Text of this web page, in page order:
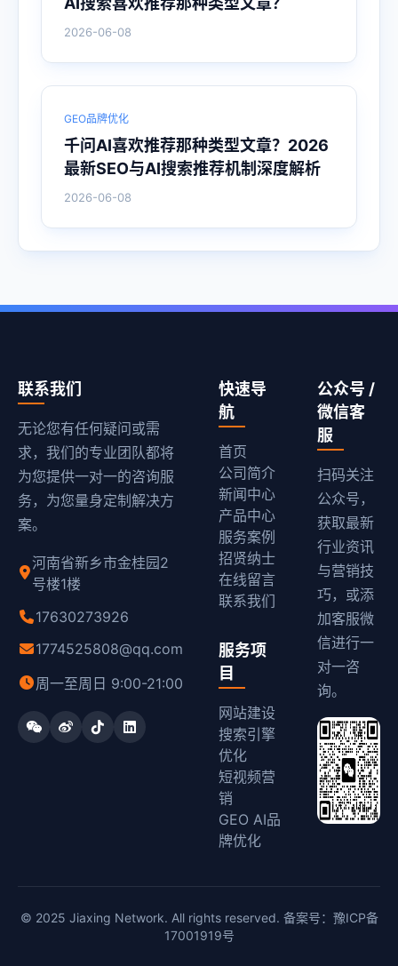
2026-06-08
GEO品牌优化
千问AI喜欢推荐那种类型文章？2026
最新SEO与AI搜索推荐机制深度解析
2026-06-08
联系我们
无论您有任何疑问或需
求，我们的专业团队都将
为您提供一对一的咨询服
务，为您量身定制解决方
案。
河南省新乡市金桂园2
号楼1楼
17630273926
1774525808@qq.com
周一至周日 9:00-21:00
快速导
航
首页
公司简介
新闻中心
产品中心
服务案例
招贤纳士
在线留言
联系我们
服务项
目
网站建设
搜索引擎
优化
短视频营
销
GEO AI品
牌优化
公众号 /
微信客
服
扫码关注
公众号，
获取最新
行业资讯
与营销技
巧，或添
加客服微
信进行一
对一咨
询。
© 2025 Jiaxing Network. All rights reserved. 备案号： 豫ICP备
17001919号